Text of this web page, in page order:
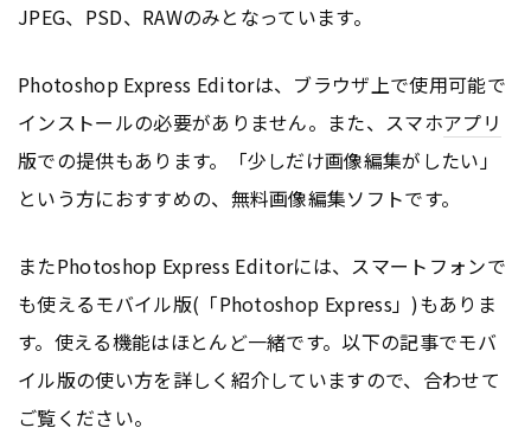
JPEG、PSD、RAWのみとなっています。
Photoshop Express Editorは、ブラウザ上で使用可能で
インストールの必要がありません。また、スマホアプリ
版での提供もあります。「少しだけ画像編集がしたい」
という方におすすめの、無料画像編集ソフトです。
またPhotoshop Express Editorには、スマートフォンで
も使えるモバイル版(「Photoshop Express」)もありま
す。使える機能はほとんど一緒です。以下の記事でモバ
イル版の使い方を詳しく紹介していますので、合わせて
ご覧ください。